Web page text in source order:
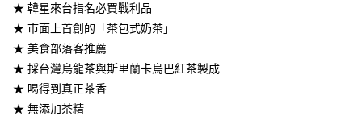
【「AFTEE先享後付」結帳流程】
１．於結帳方式選擇「AFTEE先享後付」後，將跳轉至「AFTEE先享後付」
結帳頁面，進行簡訊認證並確認金額後，即可完成結帳。
３．收到繳費通知簡訊後14天內，點擊此簡訊中的連結，可透過四大超商／
ATM／網路銀行／等多元方式進行付款，方視為交易完成。
※ 請注意：結帳手續完成當下不需立刻繳費，但若您需要取消訂單，請聯絡
購買商品的店家。未經商家同意取消之訂單仍視為有效，需透過AFTEE先享
每筆NT$60，滿NT$399(含以上)免運費
付款後全家取貨
每筆NT$60，滿NT$399(含以上)免運費
X不開放萊爾富取貨
每筆NT$9,999
★ 韓星來台指名必買戰利品
★ 市面上首創的「茶包式奶茶」
★ 美食部落客推薦
★ 採台灣烏龍茶與斯里蘭卡烏巴紅茶製成
★ 喝得到真正茶香
★ 無添加茶精